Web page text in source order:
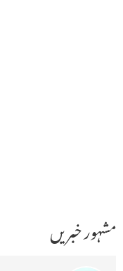
مشہور خبریں